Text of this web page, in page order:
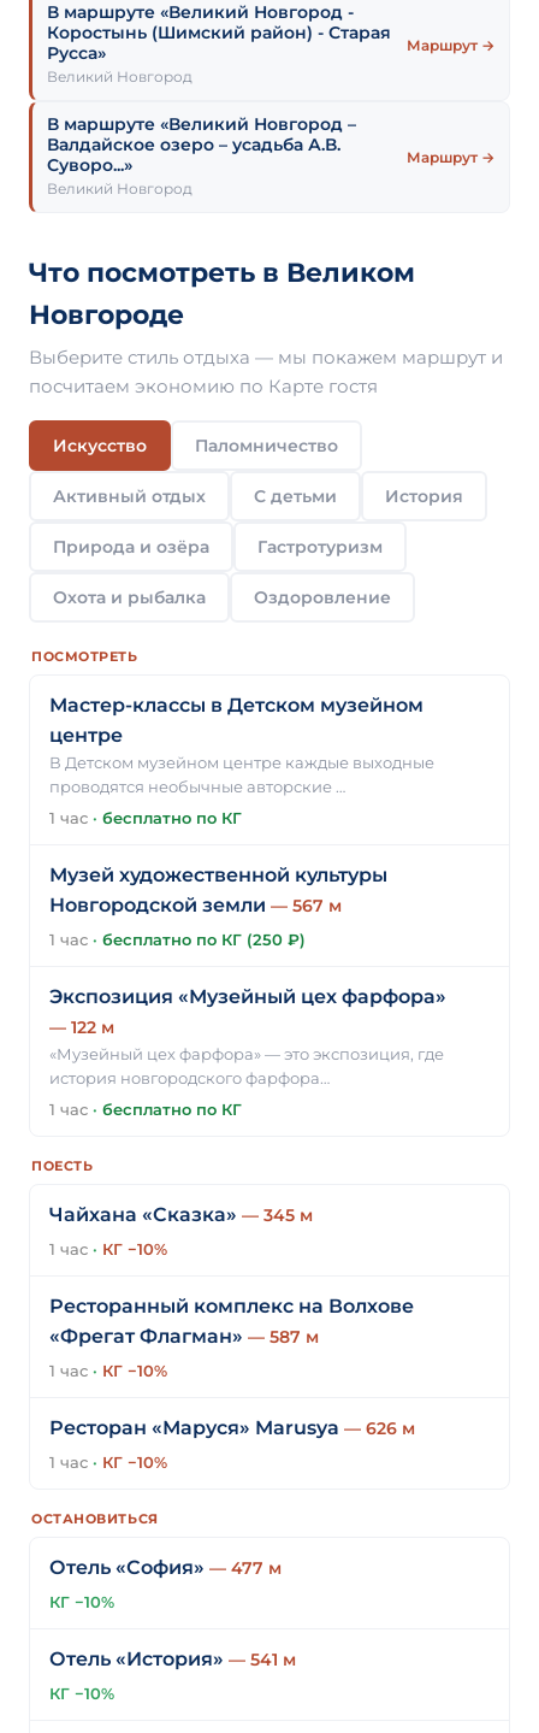
В маршруте «Великий Новгород -
Коростынь (Шимский район) - Старая
Русса»
Великий Новгород
Маршрут →
В маршруте «Великий Новгород –
Валдайское озеро – усадьба А.В.
Суворо...»
Великий Новгород
Маршрут →
Что посмотреть в Великом
Новгороде
Выберите стиль отдыха — мы покажем маршрут и
посчитаем экономию по Карте гостя
Искусство Паломничество
Активный отдых С детьми История
Природа и озёра Гастротуризм
Охота и рыбалка Оздоровление
ПОСМОТРЕТЬ
Мастер-классы в Детском музейном
центре
В Детском музейном центре каждые выходные
проводятся необычные авторские …
1 час · бесплатно по КГ
Музей художественной культуры
Новгородской земли — 567 м
1 час · бесплатно по КГ (250 ₽)
Экспозиция «Музейный цех фарфора»
— 122 м
«Музейный цех фарфора» — это экспозиция, где
история новгородского фарфора…
1 час · бесплатно по КГ
ПОЕСТЬ
Чайхана «Сказка» — 345 м
1 час · КГ −10%
Ресторанный комплекс на Волхове
«Фрегат Флагман» — 587 м
1 час · КГ −10%
Ресторан «Маруся» Marusya — 626 м
1 час · КГ −10%
ОСТАНОВИТЬСЯ
Отель «София» — 477 м
КГ −10%
Отель «История» — 541 м
КГ −10%